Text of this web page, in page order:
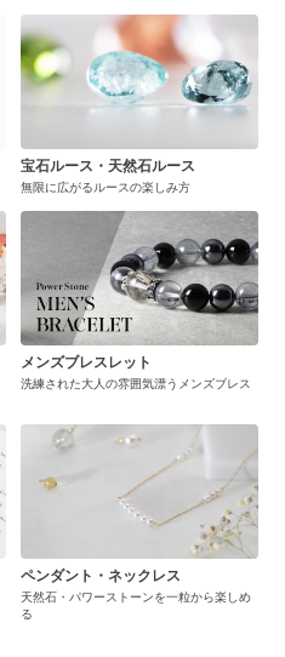
宝石ルース・天然石ルース
無限に広がるルースの楽しみ方
メンズブレスレット
洗練された大人の雰囲気漂うメンズブレス
ペンダント・ネックレス
天然石・パワーストーンを一粒から楽しめ
る